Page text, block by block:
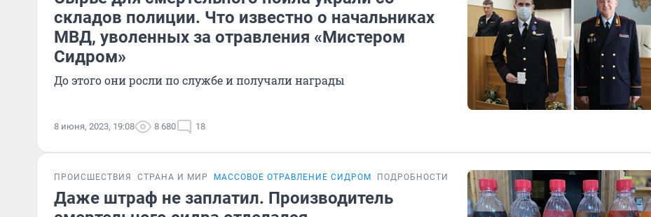
складов полиции. Что известно о начальниках
МВД, уволенных за отравления «Мистером
Сидром»
До этого они росли по службе и получали награды
8 июня, 2023, 19:08 8 680 18
ПРОИСШЕСТВИЯ СТРАНА И МИР МАССОВОЕ ОТРАВЛЕНИЕ СИДРОМ ПОДРОБНОСТИ
Даже штраф не заплатил. Производитель